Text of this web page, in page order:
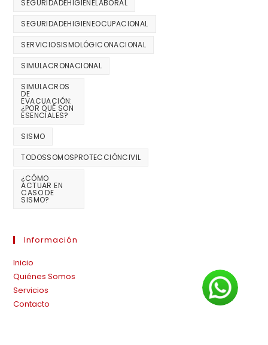
SEGURIDADEHIGIENELABORAL
SEGURIDADEHIGIENEOCUPACIONAL
SERVICIOSISMOLÓGICONACIONAL
SIMULACRONACIONAL
SIMULACROS
DE
EVACUACIÓN:
¿POR QUÉ SON
ESENCIALES?
SISMO
TODOSSOMOSPROTECCIÓNCIVIL
¿CÓMO
ACTUAR EN
CASO DE
SISMO?
Información
Inicio
Quiénes Somos
Servicios
Contacto